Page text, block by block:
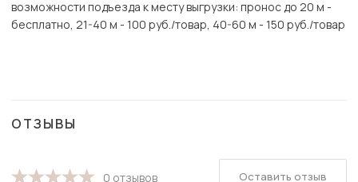
возможности подъезда к месту выгрузки: пронос до 20 м -
бесплатно, 21-40 м - 100 руб./товар, 40-60 м - 150 руб./товар
ОТЗЫВЫ
0 отзывов Оставить отзыв